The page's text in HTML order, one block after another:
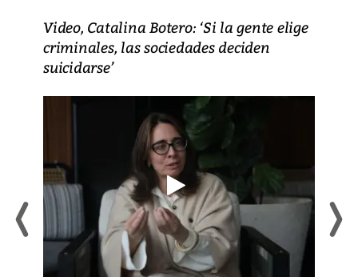
Video, Catalina Botero: ‘Si la gente elige
criminales, las sociedades deciden
suicidarse’